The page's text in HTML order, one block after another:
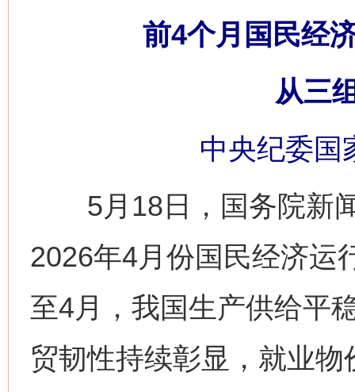
前4个月国民经
从三
中央纪委国
5月18日，国务院新闻
2026年4月份国民经济运
至4月，我国生产供给平
贸韧性持续彰显，就业